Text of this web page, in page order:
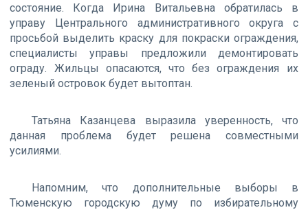
состояние. Когда Ирина Витальевна обратилась в
управу Центрального административного округа с
просьбой выделить краску для покраски ограждения,
специалисты управы предложили демонтировать
ограду. Жильцы опасаются, что без ограждения их
зеленый островок будет вытоптан.
Татьяна Казанцева выразила уверенность, что
данная проблема будет решена совместными
усилиями.
Напомним, что дополнительные выборы в
Тюменскую городскую думу по избирательному